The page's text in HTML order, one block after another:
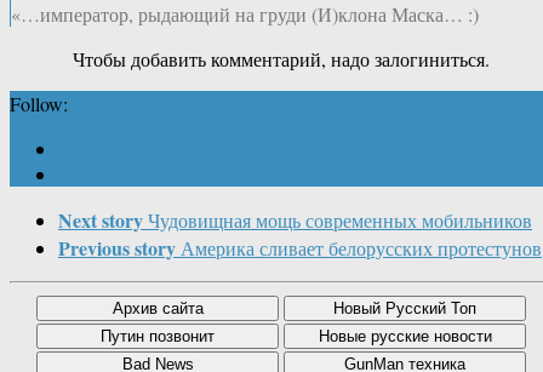
«…император, рыдающий на груди (И)клона Маска… :)
Чтобы добавить комментарий, надо залогиниться.
Follow:
Next storyЧудовищная мощь современных мобильников
Previous storyАмерика сливает белорусских протестунов